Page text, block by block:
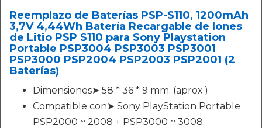
Reemplazo de Baterías PSP-S110, 1200mAh
3,7V 4,44Wh Batería Recargable de Iones
de Litio PSP S110 para Sony Playstation
Portable PSP3004 PSP3003 PSP3001
PSP3000 PSP2004 PSP2003 PSP2001 (2
Baterías)
Dimensiones➤ 58 * 36 * 9 mm. (aprox.)
Compatible con➤ Sony PlayStation Portable
PSP2000 ~ 2008 + PSP3000 ~ 3008.